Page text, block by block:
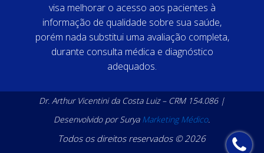
visa melhorar o acesso aos pacientes à
informação de qualidade sobre sua saúde,
porém nada substitui uma avaliação completa,
durante consulta médica e diagnóstico
adequados.
Dr. Arthur Vicentini da Costa Luiz – CRM 154.086 |
Desenvolvido por Surya Marketing Médico.
Todos os direitos reservados © 2026